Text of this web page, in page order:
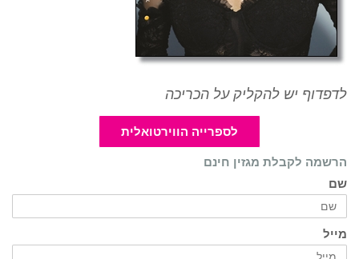
לדפדוף יש להקליק על הכריכה
לספרייה הווירטואלית
הרשמה לקבלת מגזין חינם
שם
מייל